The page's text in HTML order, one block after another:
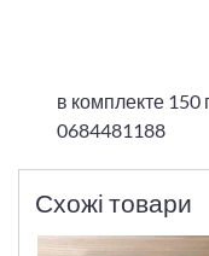
в комплекте 150
0684481188
Схожі товари